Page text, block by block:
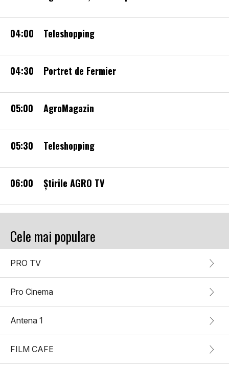
04:00 Teleshopping
04:30 Portret de Fermier
05:00 AgroMagazin
05:30 Teleshopping
06:00 Ştirile AGRO TV
Cele mai populare
PRO TV
Pro Cinema
Antena 1
FILM CAFE